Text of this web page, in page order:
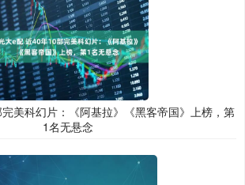
美科幻片：《阿基拉》《黑客帝国》上榜，第
1名无悬念